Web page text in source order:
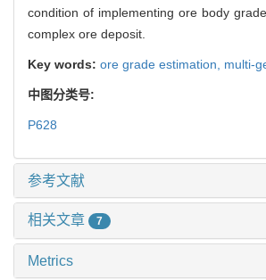
condition of implementing ore body
complex ore deposit.
Key words: ore grade estimation, multi-
中图分类号:
P628
参考文献
相关文章 7
Metrics